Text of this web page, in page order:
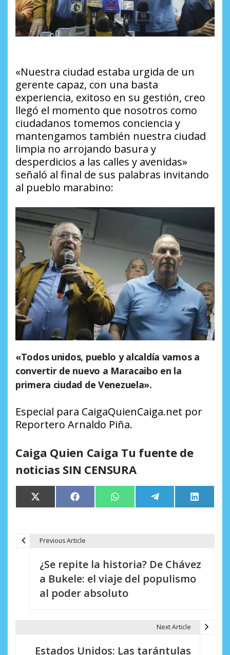
«Nuestra ciudad estaba urgida de un
gerente capaz, con una basta
experiencia, exitoso en su gestión, creo
llegó el momento que nosotros como
ciudadanos tomemos conciencia y
mantengamos también nuestra ciudad
limpia no arrojando basura y
desperdicios a las calles y avenidas»
señaló al final de sus palabras invitando
al pueblo marabino:
«Todos unidos, pueblo y alcaldía vamos a
convertir de nuevo a Maracaibo en la
primera ciudad de Venezuela».
Especial para CaigaQuienCaiga.net por
Reportero Arnaldo Piña.
Caiga Quien Caiga Tu fuente de
noticias SIN CENSURA
Compartir
en
X
(Twitter)
Compartir
en
Facebook Compartir
en
WhatsApp Compartir
en
Telegram
en
LinkedIn
Previous Article
¿Se repite la historia? De Chávez
a Bukele: el viaje del populismo
al poder absoluto
Next Article
Estados Unidos: Las tarántulas